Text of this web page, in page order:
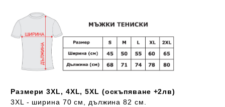
Размери 3XL, 4XL, 5XL (оскъпяване +2лв)
3XL - ширина 70 см, дължина 82 см.